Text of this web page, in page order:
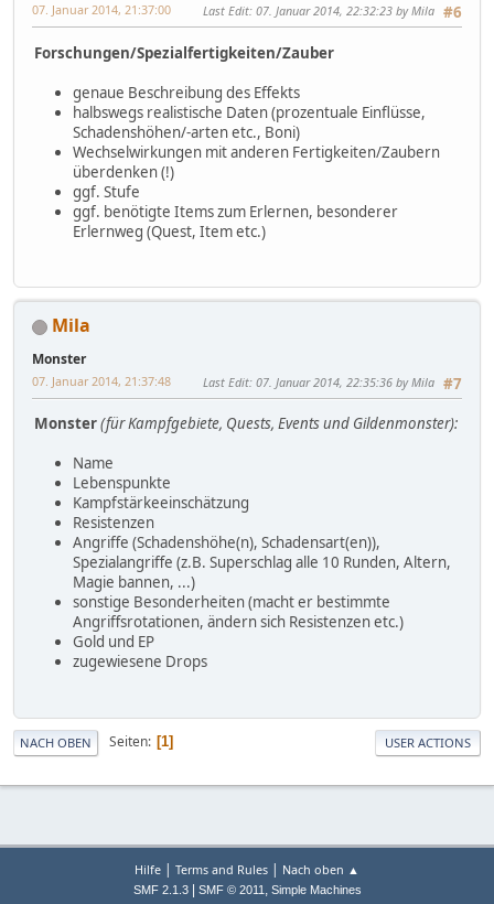
#6
07. Januar 2014, 21:37:00 Last Edit: 07. Januar 2014, 22:32:23 by Mila
Forschungen/Spezialfertigkeiten/Zauber
genaue Beschreibung des Effekts
halbswegs realistische Daten (prozentuale Einflüsse,
Schadenshöhen/-arten etc., Boni)
Wechselwirkungen mit anderen Fertigkeiten/Zaubern
überdenken (!)
ggf. Stufe
ggf. benötigte Items zum Erlernen, besonderer
Erlernweg (Quest, Item etc.)
Mila
Monster
#7
07. Januar 2014, 21:37:48 Last Edit: 07. Januar 2014, 22:35:36 by Mila
Monster(für Kampfgebiete, Quests, Events und Gildenmonster):
Name
Lebenspunkte
Kampfstärkeeinschätzung
Resistenzen
Angriffe (Schadenshöhe(n), Schadensart(en)),
Spezialangriffe (z.B. Superschlag alle 10 Runden, Altern,
Magie bannen, ...)
sonstige Besonderheiten (macht er bestimmte
Angriffsrotationen, ändern sich Resistenzen etc.)
Gold und EP
zugewiesene Drops
NACH OBEN Seiten 1 USER ACTIONS
Hilfe | Terms and Rules | Nach oben ▲
SMF 2.1.3| SMF © 2011, Simple Machines